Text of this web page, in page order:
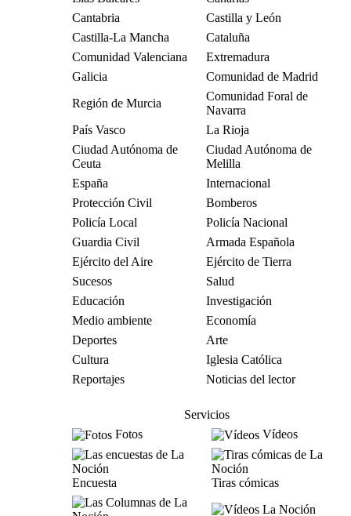
Cantabria
Castilla y León
Castilla-La Mancha
Cataluña
Comunidad Valenciana
Extremadura
Galicia
Comunidad de Madrid
Región de Murcia
Comunidad Foral de
Navarra
País Vasco
La Rioja
Ciudad Autónoma de
Ceuta
Ciudad Autónoma de
Melilla
España
Internacional
Protección Civil
Bomberos
Policía Local
Policía Nacional
Guardia Civil
Armada Española
Ejército del Aire
Ejército de Tierra
Sucesos
Salud
Educación
Investigación
Medio ambiente
Economía
Deportes
Arte
Cultura
Iglesia Católica
Reportajes
Noticias del lector
Servicios
Fotos
Vídeos
Encuesta Tiras cómicas